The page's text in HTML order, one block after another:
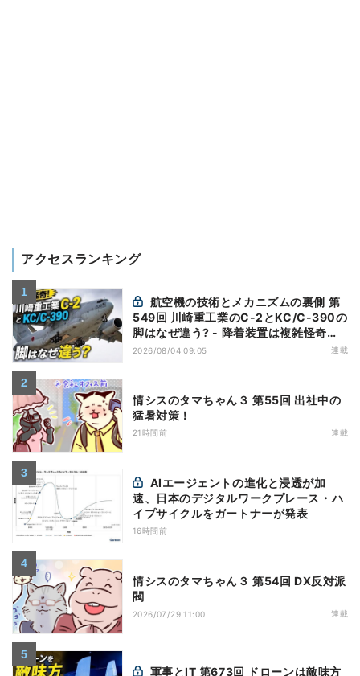
アクセスランキング
549回 川崎重工業のC-2とKC/C-390の
脚はなぜ違う? - 降着装置は複雑怪奇
(5)|軍用輸送機(10)
2026/08/04 09:05 連載
情シスのタマちゃん３ 第55回 出社中の
猛暑対策！
21時間前 連載
速、日本のデジタルワークプレース・ハ
イプサイクルをガートナーが発表
16時間前
情シスのタマちゃん３ 第54回 DX反対派
閥
2026/07/29 11:00 連載